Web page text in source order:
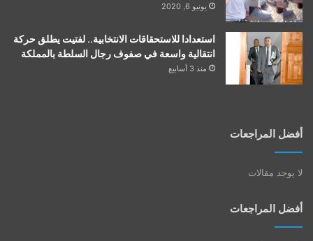
يونيو 6, 2020
استعدادا للاستحقاقات الانتخابية.. لفتيت يطلق حركة
انتقالية واسعة في صفوف رجال السلطة بالمملكة
منذ 3 أسابيع
أفضل المراجعات
لا يوجد مقالات
أفضل المراجعات